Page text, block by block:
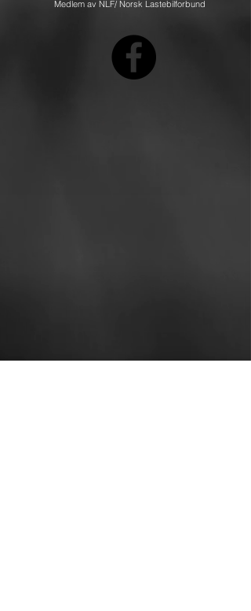
Medlem av NLF/ Norsk Lastebilforbund